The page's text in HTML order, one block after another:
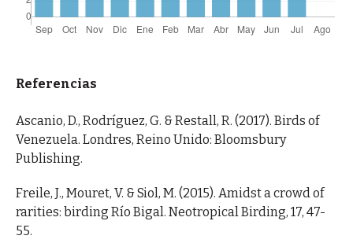
Referencias
Ascanio, D., Rodríguez, G. & Restall, R. (2017). Birds of
Venezuela. Londres, Reino Unido: Bloomsbury
Publishing.
Freile, J., Mouret, V. & Siol, M. (2015). Amidst a crowd of
rarities: birding Río Bigal. Neotropical Birding, 17, 47-
55.